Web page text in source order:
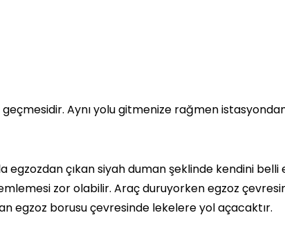
Aynı yolu gitmenize rağmen
egzozdan çıkan siyah duman şeklinde kendini belli
zor olabilir. Araç duruyorken egzoz
egzoz borusu çevresinde lekelere yol açacaktır.